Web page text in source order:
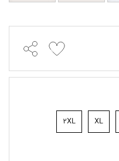
XL
2XL